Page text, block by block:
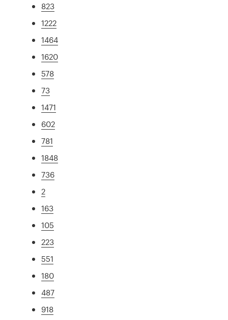
823
1222
1464
1620
578
73
1471
602
781
1848
736
2
163
105
223
551
180
487
918